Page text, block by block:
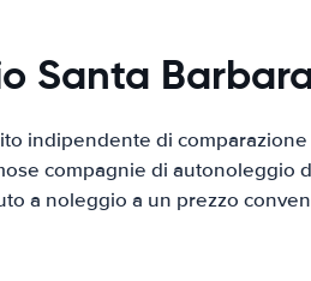
Santa
indipendente di
compagnie di autonoleggio
a noleggio a un prezzo